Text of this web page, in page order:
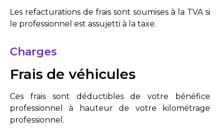
Les refacturations de frais sont soumises à la TVA si
le professionnel est assujetti à la taxe.
Charges
Frais de véhicules
Ces frais sont déductibles de votre bénéfice
professionnel à hauteur de votre kilométrage
professionnel.